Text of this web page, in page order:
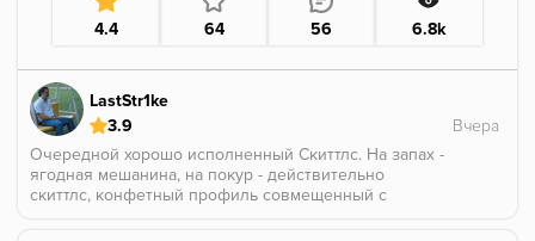
4.4 64 56 6.8k
LastStr1ke
3.9
Очередной хорошо исполненный Скиттлс. На запах -
ягодная мешанина, на покур - действительно
скиттлс, конфетный профиль совмещенный с